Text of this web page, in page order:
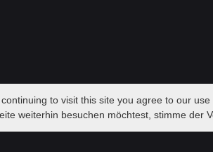
to visit this site you agree to our use
weiterhin besuchen möchtest, stimme der